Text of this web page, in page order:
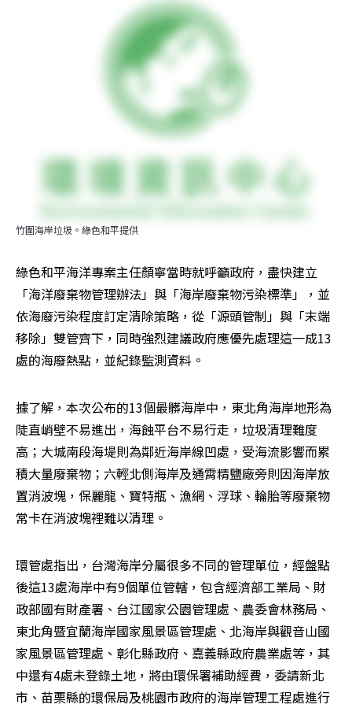
竹圍海岸垃圾。綠色和平提供
綠色和平海洋專案主任顏寧當時就呼籲政府，盡快建立
「海洋廢棄物管理辦法」與「海岸廢棄物污染標準」，並
依海廢污染程度訂定清除策略，從「源頭管制」與「末端
移除」雙管齊下，同時強烈建議政府應優先處理這一成13
處的海廢熱點，並紀錄監測資料。
據了解，本次公布的13個最髒海岸中，東北角海岸地形為
陡直峭壁不易進出，海蝕平台不易行走，垃圾清理難度
高；大城南段海堤則為鄰近海岸線凹處，受海流影響而累
積大量廢棄物；六輕北側海岸及通霄精鹽廠旁則因海岸放
置消波塊，保麗龍、寶特瓶、漁網、浮球、輪胎等廢棄物
常卡在消波塊裡難以清理。
環管處指出，台灣海岸分屬很多不同的管理單位，經盤點
後這13處海岸中有9個單位管轄，包含經濟部工業局、財
政部國有財產署、台江國家公園管理處、農委會林務局、
東北角暨宜蘭海岸國家風景區管理處、北海岸與觀音山國
家風景區管理處、彰化縣政府、嘉義縣政府農業處等，其
中還有4處未登錄土地，將由環保署補助經費，委請新北
市、苗栗縣的環保局及桃園市政府的海岸管理工程處進行